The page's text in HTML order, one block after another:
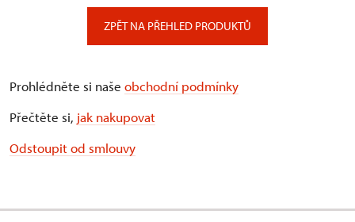
ZPĚT NA PŘEHLED PRODUKTŮ
Prohlédněte si naše obchodní podmínky
Přečtěte si, jak nakupovat
Odstoupit od smlouvy